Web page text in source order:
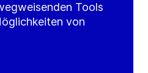
Tools
von